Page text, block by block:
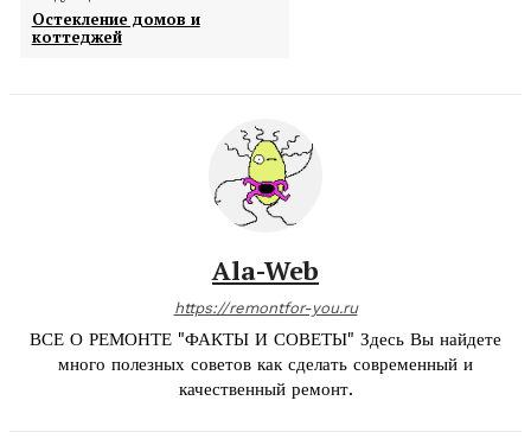
Остекление домов и
коттеджей
Ala-Web
https://remontfor-you.ru
ВСЕ О РЕМОНТЕ "ФАКТЫ И СОВЕТЫ" Здесь Вы найдете
много полезных советов как сделать современный и
качественный ремонт.